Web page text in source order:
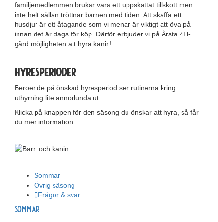
familjemedlemmen brukar vara ett uppskattat tillskott men
inte helt sällan tröttnar barnen med tiden. Att skaffa ett
husdjur är ett åtagande som vi menar är viktigt att öva på
innan det är dags för köp. Därför erbjuder vi på Årsta 4H-
gård möjligheten att hyra kanin!
Hyresperioder
Beroende på önskad hyresperiod ser rutinerna kring
uthyrning lite annorlunda ut.
Klicka på knappen för den säsong du önskar att hyra, så får
du mer information.
Sommar
Övrig säsong
Frågor & svar
Sommar